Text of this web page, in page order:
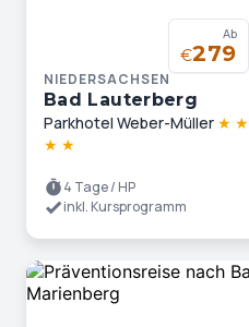
Ab
€279
NIEDERSACHSEN
Bad Lauterberg
Parkhotel Weber-Müller ★ ★
★ ★
4 Tage / HP
inkl. Kursprogramm